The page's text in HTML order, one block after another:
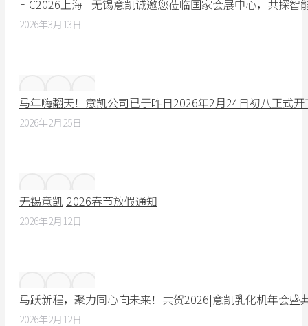
FIC2026上海 | 无锡意凯诚邀您莅临国家会展中心，共探智
2026年3月13日
马年嗨翻天！意凯公司已于昨日2026年2月24日初八正式
2026年2月25日
无锡意凯|2026春节放假通知
2026年2月12日
马跃新程，聚力同心向未来！共贺2026|意凯乳化机年会盛
2026年2月12日